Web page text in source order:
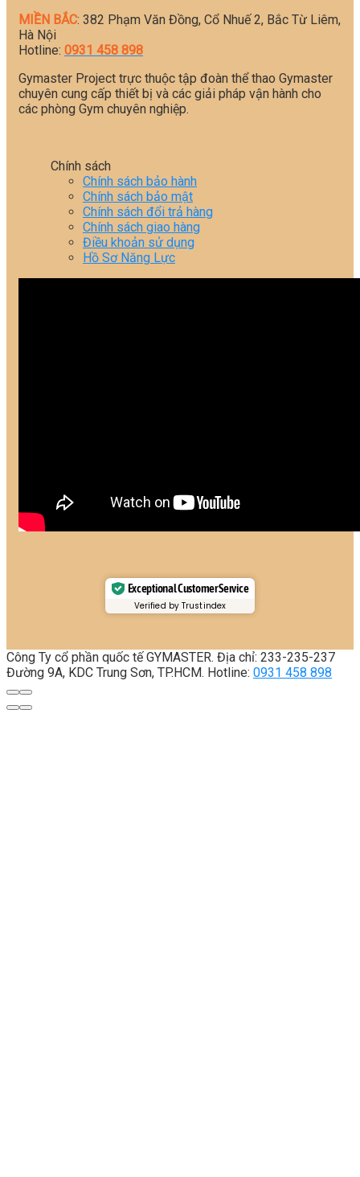
MIỀN BẮC: 382 Phạm Văn Đồng, Cổ Nhuế 2, Bắc Từ Liêm,
Hà Nội
Hotline: 0931 458 898
Gymaster Project trực thuộc tập đoàn thể thao Gymaster
chuyên cung cấp thiết bị và các giải pháp vận hành cho
các phòng Gym chuyên nghiệp.
Chính sách
Chính sách bảo hành
Chính sách bảo mật
Chính sách đổi trả hàng
Chính sách giao hàng
Điều khoản sử dụng
Hồ Sơ Năng Lực
Exceptional Customer Service
Verified by Trustindex
Công Ty cổ phần quốc tế GYMASTER. Địa chỉ: 233-235-237
Đường 9A, KDC Trung Sơn, TP.HCM. Hotline: 0931 458 898